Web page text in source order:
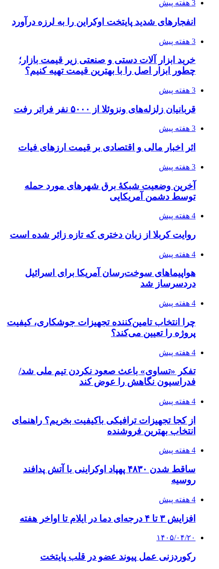
3 هفته پیش
انفجارهای شدید پایتخت اوکراین را به لرزه درآورد
3 هفته پیش
خرید ابزار آلات دستی و صنعتی زیر قیمت بازار؛
چطور ابزار اصل را با بهترین قیمت تهیه کنیم؟
3 هفته پیش
قربانیان زلزله‌های ونزوئلا از ۵۰۰۰ نفر فراتر رفت
3 هفته پیش
اثر اخبار مالی و اقتصادی بر قیمت ارزهای فیات
3 هفته پیش
آخرین وضعیت شبکۀ برق شهرهای مورد حمله
توسط دشمن آمریکایی
4 هفته پیش
روایت کربلا از زبان دختری که تازه زائر شده است
4 هفته پیش
هواپیماهای سوخت‌رسان آمریکا برای اسرائیل
دردسرساز شد
4 هفته پیش
چرا انتخاب تامین‌کننده تجهیزات جوشکاری، کیفیت
پروژه را تعیین می‌کند؟
4 هفته پیش
تفکر «تساوی» باعث صعود نکردن تیم ملی شد/
فدراسیون نگاهش را عوض کند
4 هفته پیش
از کجا تجهیزات ترافیکی باکیفیت بخریم؟ راهنمای
انتخاب بهترین فروشنده
4 هفته پیش
ساقط شدن ۴۸۳۰ پهپاد اوکراینی با آتش پدافند
روسیه
4 هفته پیش
افزایش ۳ تا ۴ درجه‌ای دما در ایلام تا اواخر هفته
۱۴۰۵/۰۴/۲۰
رکوردزنی عمل پیوند عضو در قلب پایتخت